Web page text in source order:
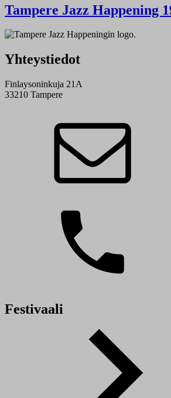
Tampere Jazz Happening
Yhteystiedot
Finlaysoninkuja 21A
33210 Tampere
Festivaali